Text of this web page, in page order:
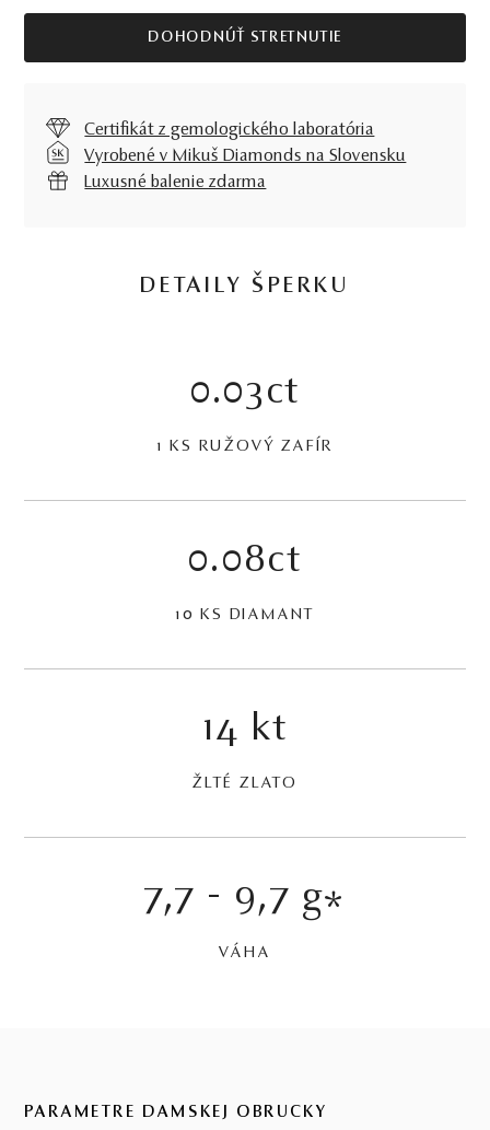
DOHODNÚŤ STRETNUTIE
Certifikát z gemologického laboratória
Vyrobené v Mikuš Diamonds na Slovensku
Luxusné balenie zdarma
DETAILY ŠPERKU
0.03ct
1 KS RUŽOVÝ ZAFÍR
0.08ct
10 KS DIAMANT
14 kt
ŽLTÉ ZLATO
7,7 - 9,7 g*
VÁHA
PARAMETRE DÁMSKEJ OBRÚČKY